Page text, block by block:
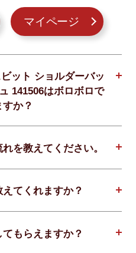
マイページ
ット ショルダーバッ
141506はボロボロで
か？
を教えてください。
てくれますか？
もらえますか？